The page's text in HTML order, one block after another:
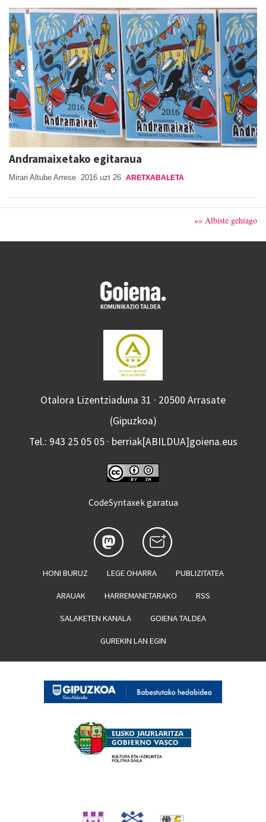
Andramaixetako egitaraua
Mirari Altube Arrese 2016 uzt 26 ARETXABALETA
»» Albiste gehiago
Otalora Lizentziaduna 31 · 20500 Arrasate
(Gipuzkoa)
Tel.: 943 25 05 05 · berriak[ABILDUA]goiena.eus
CodeSyntaxek garatua
HONI BURUZ LEGE OHARRA PUBLIZITATEA
ARAUAK HARREMANETARAKO RSS
SALAKETEN KANALA GOIENA TALDEA
GUREKIN LAN EGIN